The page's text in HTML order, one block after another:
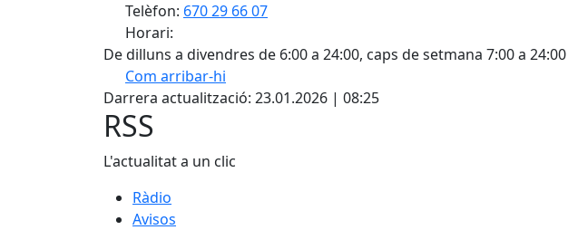
Telèfon: 670 29 66 07
Horari:
De dilluns a divendres de 6:00 a 24:00, caps de setmana 7:00 a 24:00
Com arribar-hi
+
−
Darrera actualització: 23.01.2026 | 08:25
RSS
L'actualitat a un clic
Ràdio
Avisos